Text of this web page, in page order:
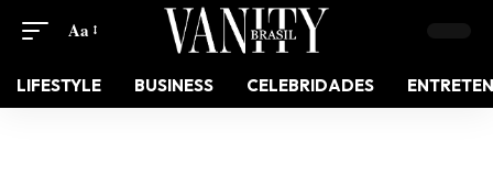
Aa
LIFESTYLE BUSINESS CELEBRIDADES